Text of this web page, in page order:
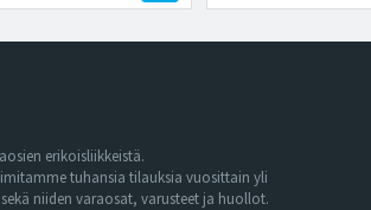
erikoisliikkeistä.
tuhansia tilauksia vuosittain yli
niiden varaosat, varusteet ja huollot.